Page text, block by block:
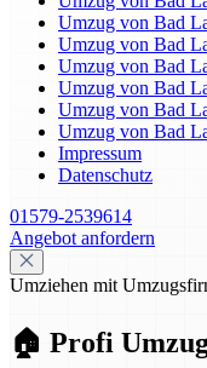
Umzug von Bad
Umzug von Bad
Umzug von Bad
Umzug von Bad
Umzug von Bad
Umzug von Bad
Impressum
Datenschutz
01579-2539614
Angebot anfordern
Umziehen mit
🏠 Profi